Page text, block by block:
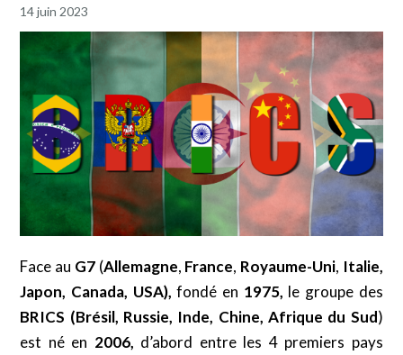
14 juin 2023
Face au G7(Allemagne, France, Royaume-Uni, Italie,
Japon, Canada, USA), fondé en 1975, le groupe des
BRICS (Brésil, Russie, Inde, Chine, Afrique du Sud)
est né en 2006, d’abord entre les 4 premiers pays